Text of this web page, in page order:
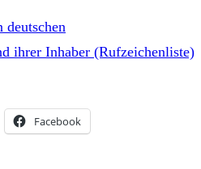
deutschen
ihrer Inhaber (Rufzeichenliste)
Facebook